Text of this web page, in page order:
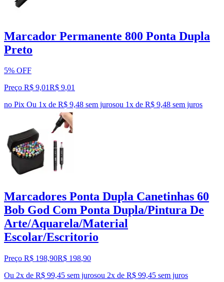
Marcador Permanente 800 Ponta Dupla
Preto
5% OFF
Preço R$ 9,01R$ 9,01
no Pix Ou 1x de R$ 9,48 sem jurosou 1x de R$ 9,48 sem juros
Marcadores Ponta Dupla Canetinhas 60
Bob God Com Ponta Dupla/Pintura De
Arte/Aquarela/Material
Escolar/Escritorio
Preço R$ 198,90R$ 198,90
Ou 2x de R$ 99,45 sem jurosou 2x de R$ 99,45 sem juros